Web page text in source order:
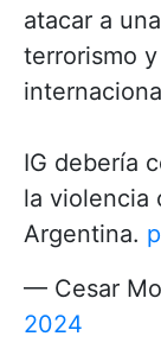
atacar a
terrorismo
IG debería
la violencia
Argentina.
— Cesar
2024